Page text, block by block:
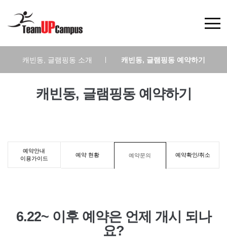
캐빈동, 글램핑동 소개 캐빈동, 글램핑동 예약하기
캐빈동, 글램핑동 예약하기
예약안내
이용가이드
예약 현황 예약문의 예약확인/취소
6.22~ 이후 예약은 언제 개시 되나
요?